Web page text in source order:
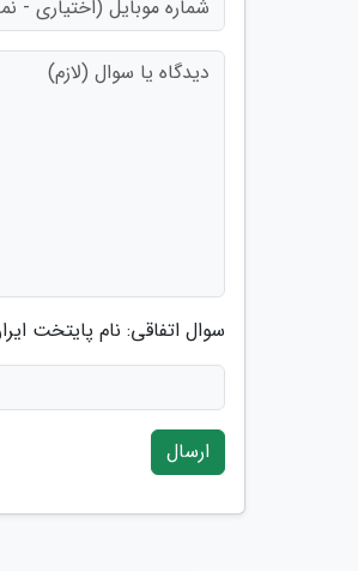
سوال اتفاقی: نام پایتخت
ارسال